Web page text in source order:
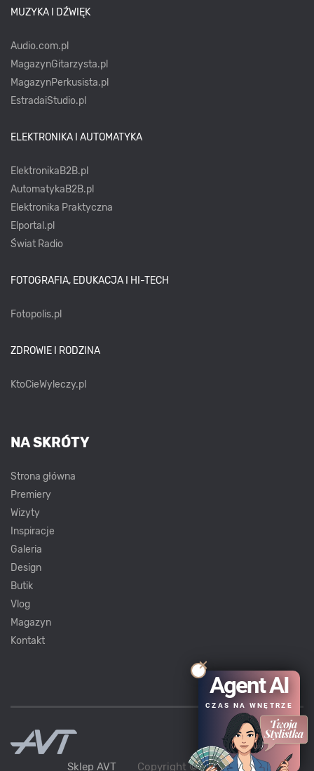
MUZYKA I DŹWIĘK
Audio.com.pl
MagazynGitarzysta.pl
MagazynPerkusista.pl
EstradaiStudio.pl
ELEKTRONIKA I AUTOMATYKA
ElektronikaB2B.pl
AutomatykaB2B.pl
Elektronika Praktyczna
Elportal.pl
Świat Radio
FOTOGRAFIA, EDUKACJA I HI-TECH
Fotopolis.pl
ZDROWIE I RODZINA
KtoCieWyleczy.pl
NA SKRÓTY
Strona główna
Premiery
Wizyty
Inspiracje
Galeria
Design
Butik
Vlog
Magazyn
Kontakt
Sklep AVT Copyright ©AVT2021
Agent AI
CZAS NA WNĘTRZE